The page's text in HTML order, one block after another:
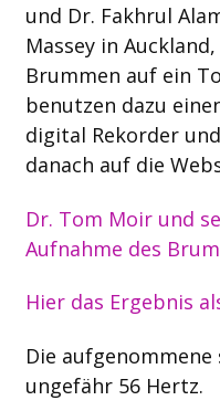
und Dr. Fakhrul
Massey in
Brummen auf ein
benutzen dazu
digital Rekorder
danach auf die
Dr. Tom Moir und
Aufnahme des
Hier das Ergebnis
Die
ungefähr 56 Hertz.